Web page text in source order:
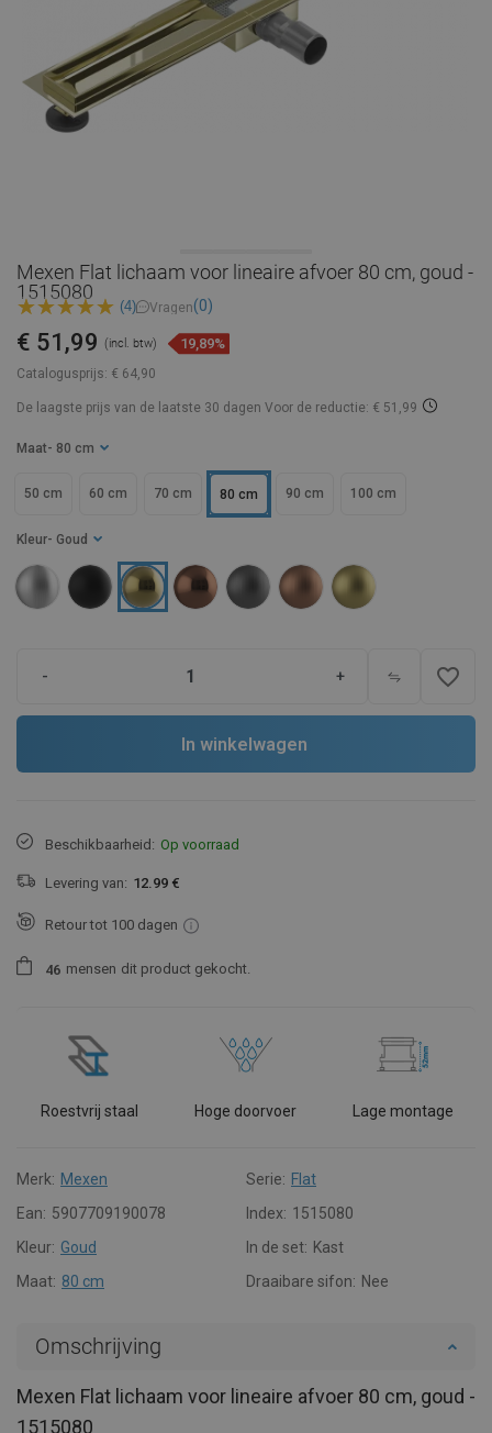
Mexen Flat lichaam voor lineaire afvoer 80 cm, goud -
1515080
(4) Vragen(0)
Catalogusprijs: € 64,90
€ 51,99 (incl. btw) 19,89%
De laagste prijs van de laatste 30 dagen Voor de reductie: € 51,99
Maat - 80 cm
50 cm 60 cm 70 cm 80 cm 90 cm 100 cm
Kleur - Goud
- + favorite_border
In winkelwagen
Beschikbaarheid: Op voorraad
Levering van: 12.99 €
Retour tot 100 dagen
46 mensen dit product gekocht.
Roestvrij staal Hoge doorvoer Lage montage
Merk: Mexen Serie: Flat
Ean: 5907709190078 Index: 1515080
Kleur: Goud In de set: Kast
Maat: 80 cm Draaibare sifon: Nee
Omschrijving
Mexen Flat lichaam voor lineaire afvoer 80 cm, goud -
1515080